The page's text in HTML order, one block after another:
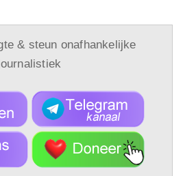
& steun onafhankelijke